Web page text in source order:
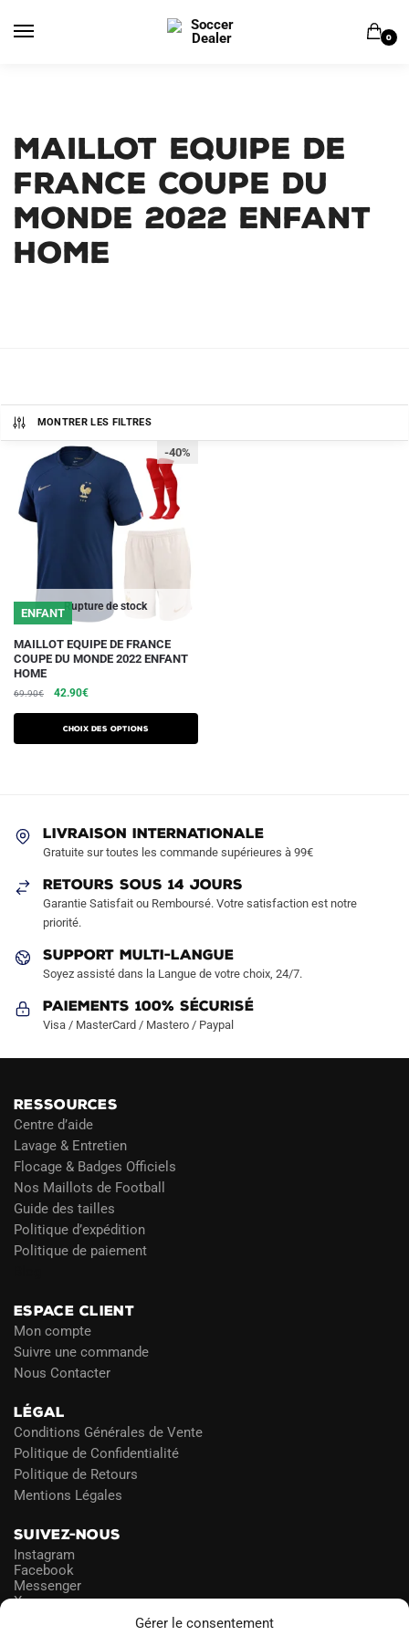
Gérer le consentement
0
MAILLOT EQUIPE DE
FRANCE COUPE DU
MONDE 2022 ENFANT
HOME
MONTRER LES FILTRES
Rupture de stock
ENFANT
-40%
MAILLOT EQUIPE DE FRANCE
COUPE DU MONDE 2022 ENFANT
HOME
69.90€
Le
initial
était :
42.90€Le
actuel
est :
Choix des options
Ce
produit
a
plusieurs
variations.
choisies
la
produit
LIVRAISON INTERNATIONALE
Gratuite sur toutes les commande supérieures à 99€
RETOURS SOUS 14 JOURS
Garantie Satisfait ou Remboursé. Votre satisfaction est notre
priorité.
SUPPORT MULTI-LANGUE
Soyez assisté dans la Langue de votre choix, 24/7.
Paiements 100% Sécurisé
Visa / MasterCard / Mastero / Paypal
RESSOURCES
Centre d’aide
Lavage & Entretien
Flocage & Badges Officiels
Nos Maillots de Football
Guide des tailles
Politique d’expédition
Politique de paiement
ESPACE CLIENT
Mon compte
Suivre une commande
Nous Contacter
LÉGAL
Conditions Générales de Vente
Politique de Confidentialité
Politique de Retours
Mentions Légales
SUIVEZ-NOUS
Instagram
Facebook
Messenger
X